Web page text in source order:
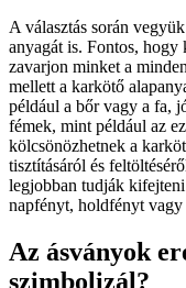
A választás során
anyagát is. Fontos, hogy
zavarjon minket a
mellett a karkötő
például a bőr vagy a fa,
fémek, mint például az
kölcsönözhetnek a
tisztításáról és
legjobban tudják
napfényt, holdfényt vagy
Az ásványok
szimbolizál?